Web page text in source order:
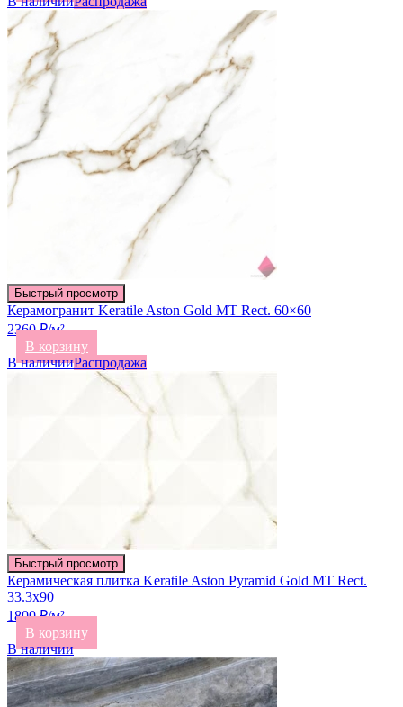
Быстрый просмотр
Керамогранит Keratile Aston Gold MT Rect. 60×60
2360 ₽/м²
В корзину
В наличииРаспродажа
Быстрый просмотр
Керамическая плитка Keratile Aston Pyramid Gold MT Rect.
33.3х90
1800 ₽/м²
В корзину
В наличии